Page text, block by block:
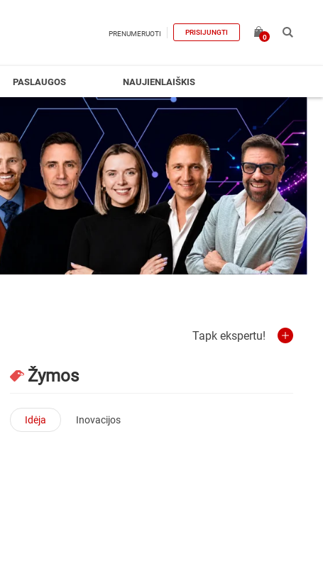
PRENUMERUOTI PRISIJUNGTI
0
PASLAUGOS NAUJIENLAIŠKIS
Tapk ekspertu!
Žymos
Idėja Inovacijos